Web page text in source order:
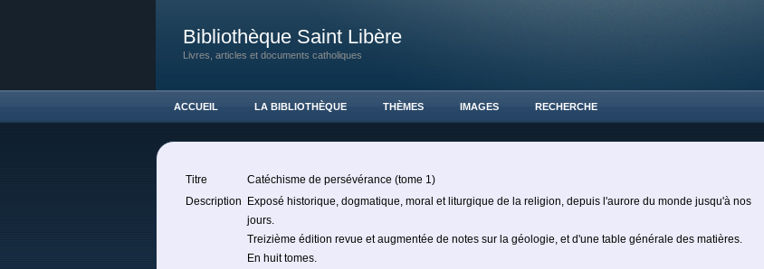
Bibliothèque Saint Libère
Livres, articles et documents catholiques
ACCUEIL LA BIBLIOTHÈQUE THÈMES IMAGES RECHERCHE
Titre
Catéchisme de persévérance (tome 1)
Description
Exposé historique, dogmatique, moral et liturgique de la religion, depuis l'aurore du monde jusqu'à nos
jours.
Treizième édition revue et augmentée de notes sur la géologie, et d'une table générale des matières.
En huit tomes.